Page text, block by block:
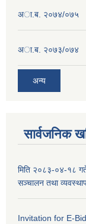
अा.ब. २०७४/०७५
अा.ब. २०७३/०७४
अन्य
सार्वजनिक
मिति २०८३-०४-१८ गते
सञ्चालन तथा
Invitation for E-